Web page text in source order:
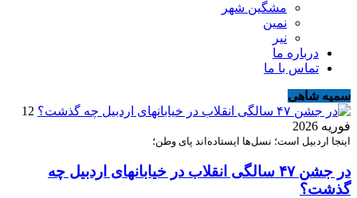
مشگین شهر
نمین
نیر
درباره ما
تماس با ما
سمیه شاهی
12
فوریه 2026
اینجا اردبیل است؛ نسل‌ها ایستاده‌اند پای وطن؛
در جشن ۴۷ سالگی انقلاب در خیابانهای اردبیل چه
گذشت؟